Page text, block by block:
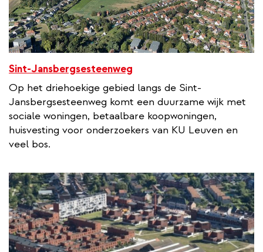
Sint-Jansbergsesteenweg
Op het driehoekige gebied langs de Sint-
Jansbergsesteenweg komt een duurzame wijk met
sociale woningen, betaalbare koopwoningen,
huisvesting voor onderzoekers van KU Leuven en
veel bos.